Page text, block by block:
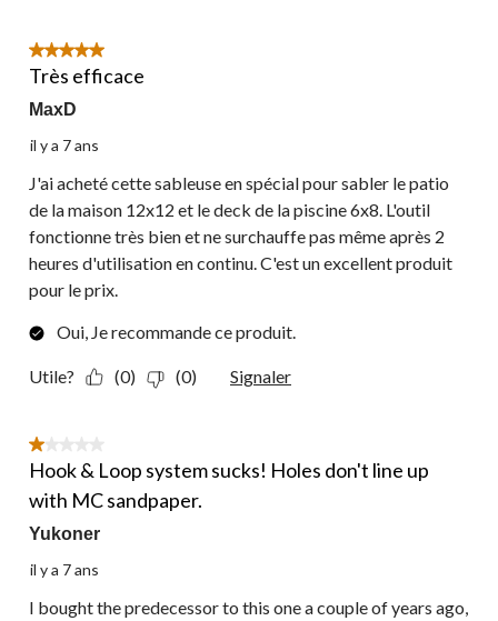
5 étoile(s) sur 5.
Très efficace
MaxD
il y a 7 ans
J'ai acheté cette sableuse en spécial pour sabler le patio
de la maison 12x12 et le deck de la piscine 6x8. L'outil
fonctionne très bien et ne surchauffe pas même après 2
heures d'utilisation en continu. C'est un excellent produit
pour le prix.
Oui, Je recommande ce produit.
Utile? (0) (0) Signaler
1 étoile(s) sur 5.
Hook & Loop system sucks! Holes don't line up
with MC sandpaper.
Yukoner
il y a 7 ans
I bought the predecessor to this one a couple of years ago,